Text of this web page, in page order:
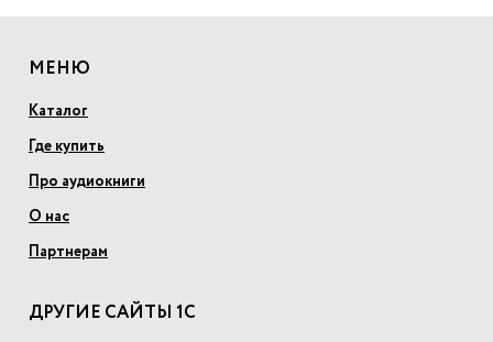
МЕНЮ
Каталог
Где купить
Про аудиокниги
О нас
Партнерам
ДРУГИЕ САЙТЫ 1С